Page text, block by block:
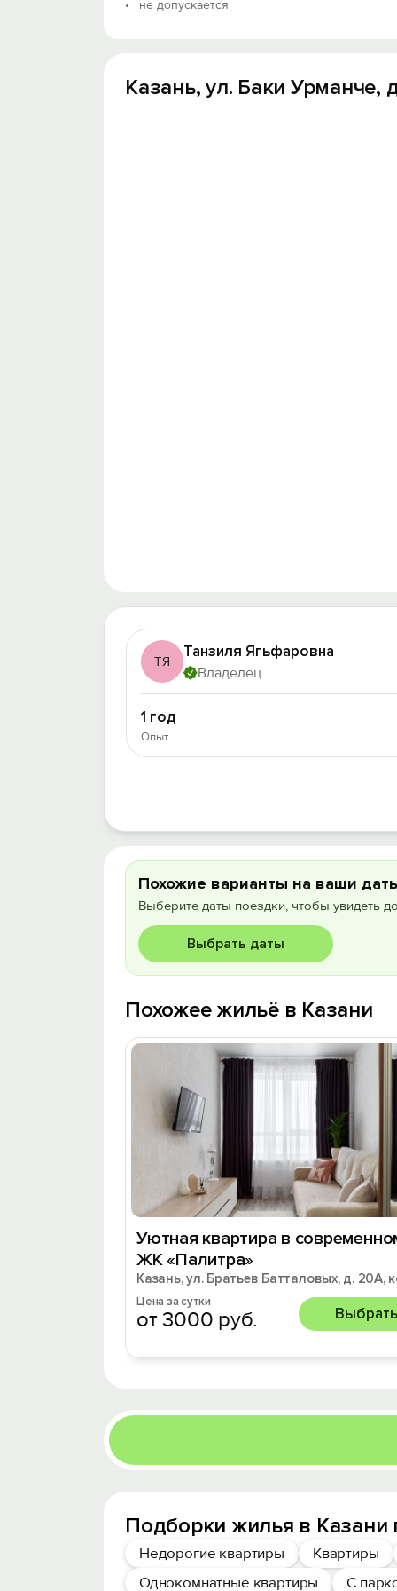
не допускается
Казань, ул. Баки Урманче,
ТЯ
Танзиля Ягьфаровна
Владелец
1 год
Опыт
Похожие варианты на ваши
Выберите даты поездки, чтобы увидеть
Выбрать даты
Похожее жильё в Казани
Уютная квартира в
ЖК «Палитра»
Казань, ул. Братьев Батталовых, д. 20А,
Цена за сутки
от 3000 руб. Выбрать
Подборки жилья в Казани
Недорогие квартиры Квартиры
Однокомнатные квартиры
С